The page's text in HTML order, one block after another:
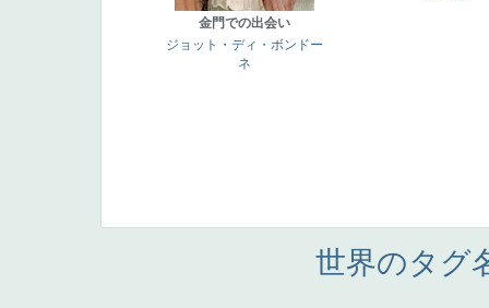
金門での出会い
ジョット・ディ・ボンドー
ネ
世界のタグ